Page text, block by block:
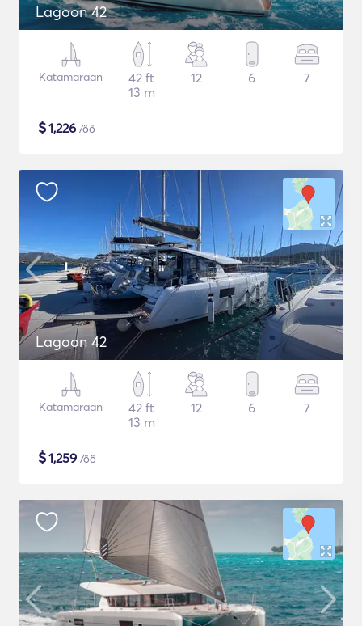
Lagoon 42
Katamaraan
42 ft
13 m
12 6 7
$1,226 /öö
Lagoon 42
Katamaraan
42 ft
13 m
12 6 7
$1,259 /öö